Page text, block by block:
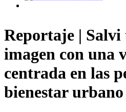
Reportaje |
imagen con una
centrada en las
bienestar urbano